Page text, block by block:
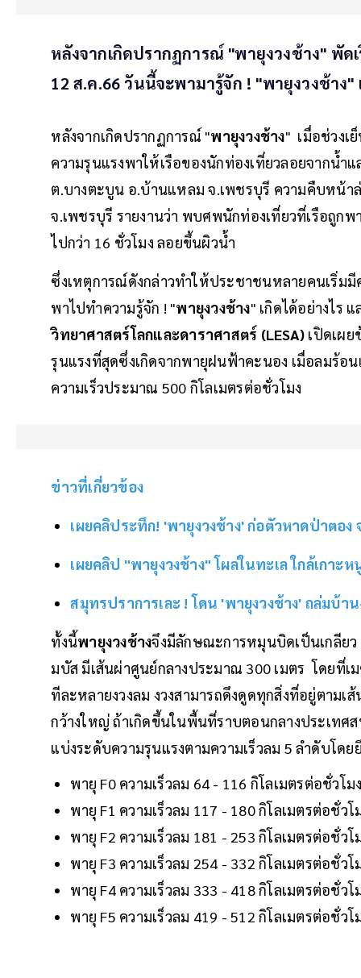
หลังจากเกิดปรากฏการณ์ "พายุงวงช้าง" พัด
12 ส.ค.66 วันนี้จะพามารู้จัก ! "พายุงวงช้าง
หลังจากเกิดปรากฏการณ์ "พายุงวงช้าง" เมื่อช่วงเ
ความรุนแรงพาให้เรือของนักท่องเที่ยวลอยจากน้
ต.บางตะบูน อ.บ้านแหลม จ.เพชรบุรี ความคืบหน้า
จ.เพชรบุรี รายงานว่า พบศพนักท่องเที่ยวที่เรือถูก
ไปกว่า 16 ชั่วโมง ลอยขึ้นผิวน้ำ
ซึ่งเหตุการณ์ดังกล่าวทำให้ประชาชนหลายคนเริ่มมี
พาไปทำความรู้จัก ! "พายุงวงช้าง" เกิดได้อย่างไร
วิทยาศาสตร์โลกและดาราศาสตร์ (LESA) เปิดเผ
รุนแรงที่สุดซึ่งเกิดจากพายุฝนฟ้าคะนอง เมื่อลมร้อ
ความเร็วประมาณ 500 กิโลเมตรต่อชั่วโมง
ข่าวที่เกี่ยวข้อง
เผยคลิประทึก! 'พายุงวงช้าง' ก่อตัวหาดป่าตอ
เผยคลิป "พายุงวงช้าง" โผล่ในทะเล ใกล้เกาะ
สมุทรปราการเละ ! โดน 'พายุงวงช้าง' ถล่มบ้า
ทั้งนี้พายุงวงช้างจึงมีลักษณะการหมุนบิดเป็นเกลียว
มบัส มีเส้นผ่าศูนย์กลางประมาณ 300 เมตร โดยที่
ทีละหลายงวงลม งวงสามารถดึงดูดทุกสิ่งที่อยู่ตาม
กว้างใหญ่ ถ้าเกิดขึ้นในพื้นที่ราบตอนกลางประเทศส
แบ่งระดับความรุนแรงตามความเร็วลม 5 ลำดับโด
พายุ F0 ความเร็วลม 64 - 116 กิโลเมตรต่อชั่วโม
พายุ F1 ความเร็วลม 117 - 180 กิโลเมตรต่อชั่วโ
พายุ F2 ความเร็วลม 181 - 253 กิโลเมตรต่อชั่วโ
พายุ F3 ความเร็วลม 254 - 332 กิโลเมตรต่อชั่วโ
พายุ F4 ความเร็วลม 333 - 418 กิโลเมตรต่อชั่วโ
พายุ F5 ความเร็วลม 419 - 512 กิโลเมตรต่อชั่วโ